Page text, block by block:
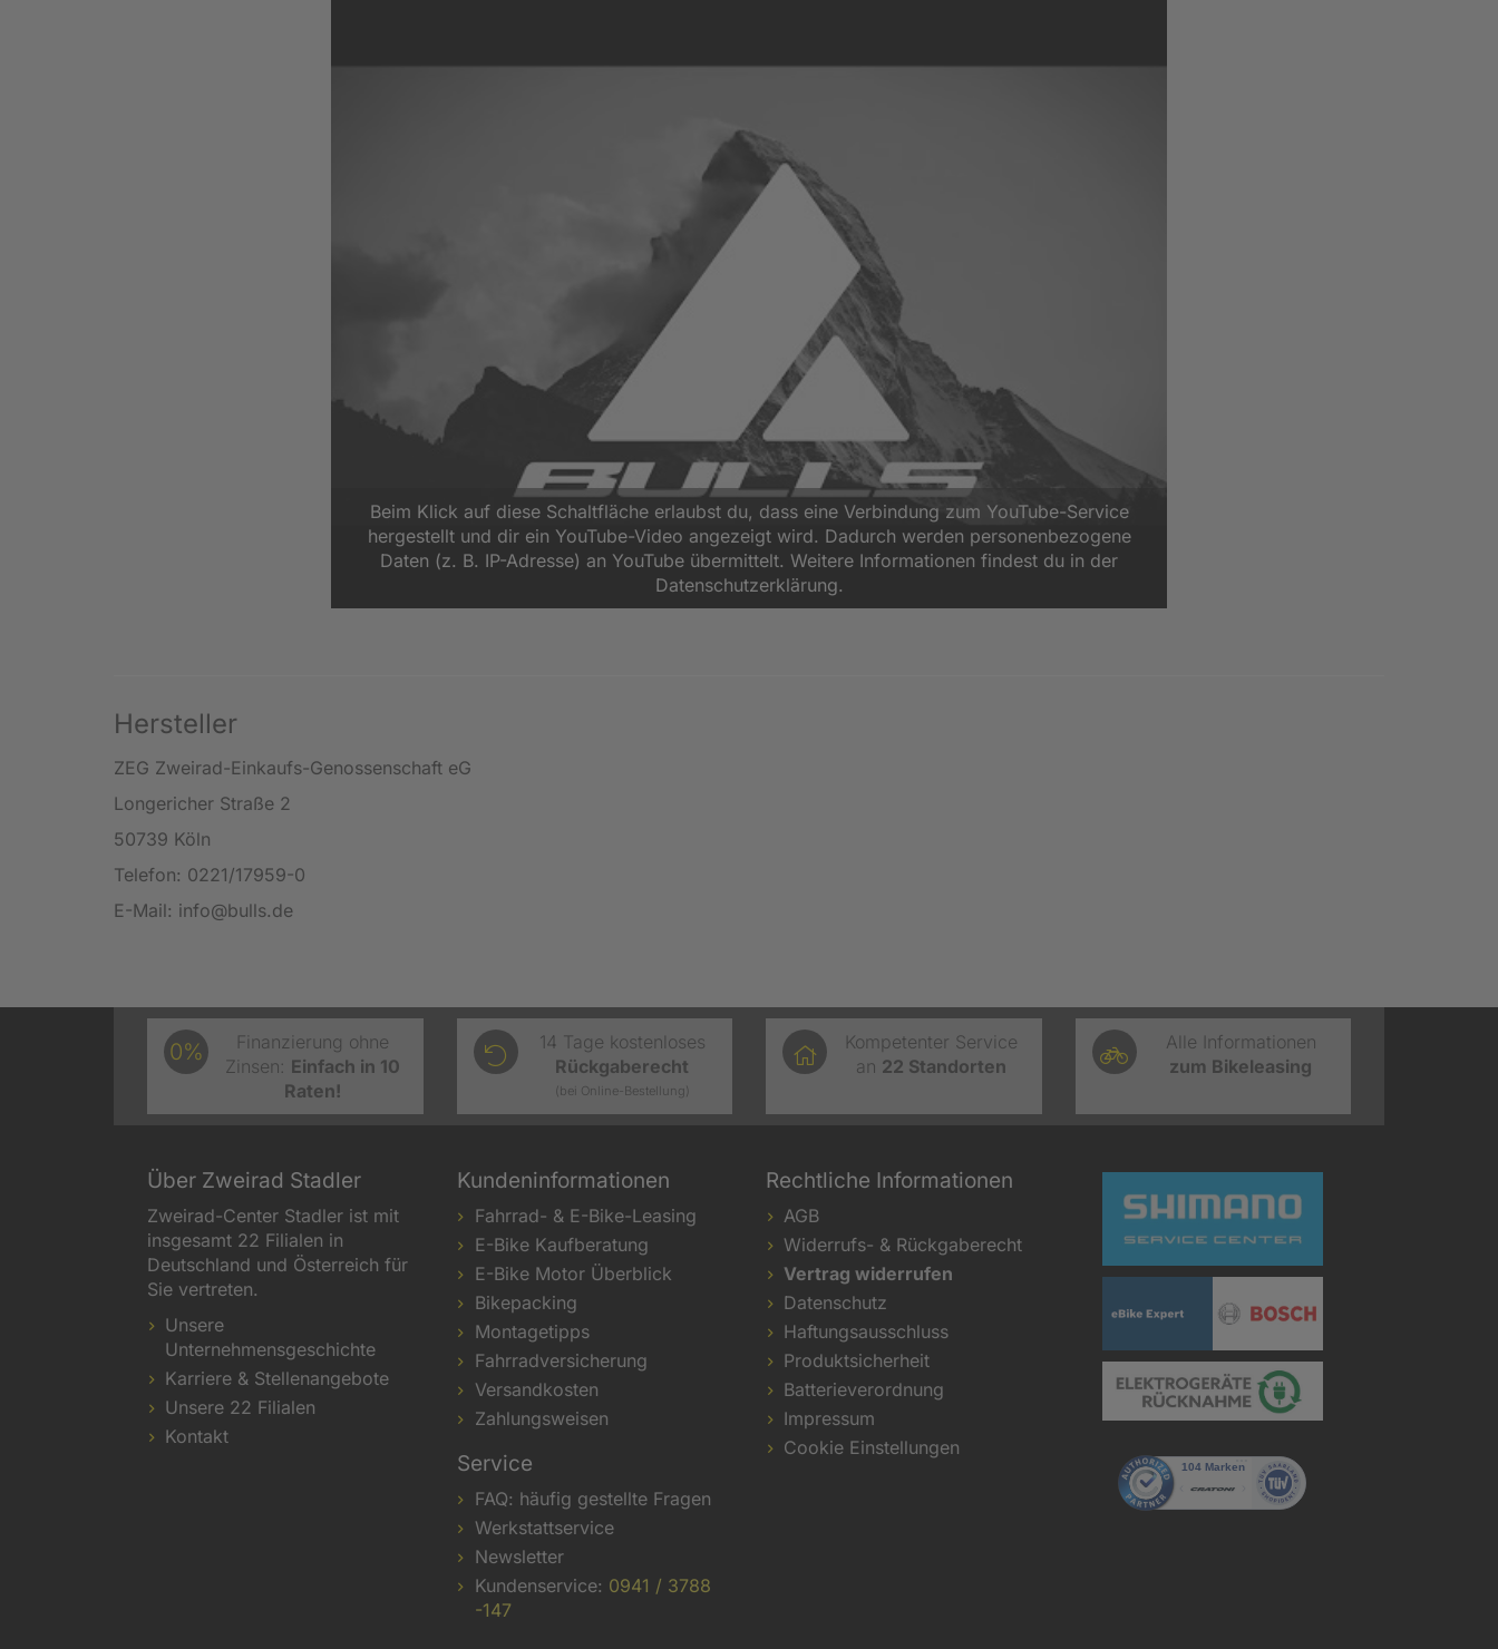
Beim Klick auf diese Schaltfläche erlaubst du, dass eine Verbindung zum YouTube-Service
hergestellt und dir ein YouTube-Video angezeigt wird. Dadurch werden personenbezogene
Daten (z. B. IP-Adresse) an YouTube übermittelt. Weitere Informationen findest du in der
Datenschutzerklärung.
Hersteller
ZEG Zweirad-Einkaufs-Genossenschaft eG
Longericher Straße 2
50739 Köln
Telefon: 0221/17959-0
E-Mail: info@bulls.de
0%
Finanzierung ohne
Zinsen: Einfach in 10
Raten!
14 Tage kostenloses
Rückgaberecht
(bei Online-Bestellung)
Kompetenter Service
an 22 Standorten
Alle Informationen
zum Bikeleasing
Über Zweirad Stadler
Zweirad-Center Stadler ist mit
insgesamt 22 Filialen in
Deutschland und Österreich für
Sie vertreten.
Unsere
Unternehmensgeschichte
Karriere & Stellenangebote
Unsere 22 Filialen
Kontakt
Kundeninformationen
Fahrrad- & E-Bike-Leasing
E-Bike Kaufberatung
E-Bike Motor Überblick
Bikepacking
Montagetipps
Fahrradversicherung
Versandkosten
Zahlungsweisen
Service
FAQ: häufig gestellte Fragen
Werkstattservice
Newsletter
Kundenservice: 0941 / 3788
-147
Rechtliche Informationen
AGB
Widerrufs- & Rückgaberecht
Vertrag widerrufen
Datenschutz
Haftungsausschluss
Produktsicherheit
Batterieverordnung
Impressum
Cookie Einstellungen